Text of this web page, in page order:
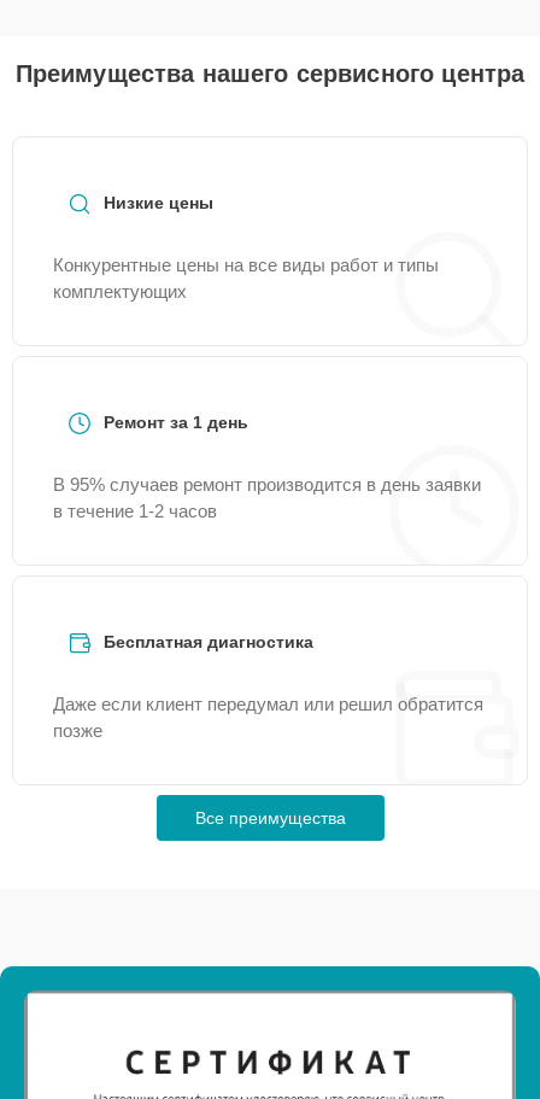
Преимущества нашего сервисного центра
Низкие цены
Конкурентные цены на все виды работ и типы
комплектующих
Ремонт за 1 день
В 95% случаев ремонт производится в день заявки
в течение 1-2 часов
Бесплатная диагностика
Даже если клиент передумал или решил обратится
позже
Все преимущества